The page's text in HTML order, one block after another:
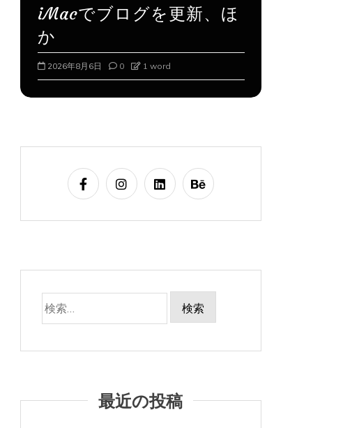
iMacでブログを更新、ほ
か
2026年8月6日 0 1 word
索:
最近の投稿